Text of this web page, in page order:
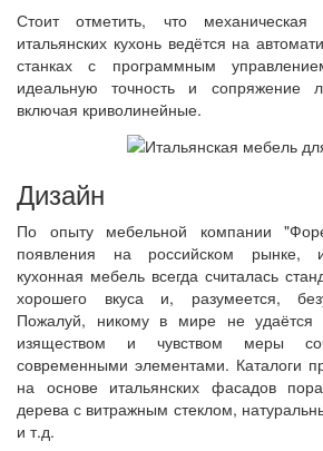
Стоит отметить, что механическая
итальянских кухонь ведётся на
станках с программным
идеальную точность и сопряжение
включая криволинейные.
Дизайн
По опыту мебельной компании
появления на российском рынке,
кухонная мебель всегда считалась
хорошего вкуса и, разумеется,
Пожалуй, никому в мире не удаётся
изяществом и чувством меры
современными элементами. Каталоги
на основе итальянских фасадов
дерева с витражным стеклом,
и т.д.